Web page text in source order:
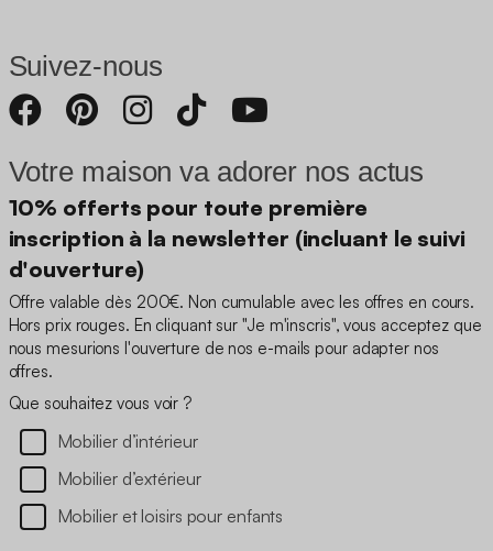
Suivez-nous
Votre maison va adorer nos actus
10% offerts pour toute première
inscription à la newsletter (incluant le suivi
d'ouverture)
Offre valable dès 200€. Non cumulable avec les offres en cours.
Hors prix rouges. En cliquant sur "Je m'inscris", vous acceptez que
nous mesurions l'ouverture de nos e-mails pour adapter nos
offres.
Que souhaitez vous voir ?
Mobilier d’intérieur
Mobilier d’extérieur
Mobilier et loisirs pour enfants